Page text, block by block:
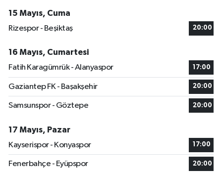
15 Mayıs, Cuma
Rizespor - Beşiktaş
20:00
16 Mayıs, Cumartesi
Fatih Karagümrük - Alanyaspor
17:00
Gaziantep FK - Başakşehir 20:00
Samsunspor - Göztepe 20:00
17 Mayıs, Pazar
Kayserispor - Konyaspor
17:00
Fenerbahçe - Eyüpspor 20:00